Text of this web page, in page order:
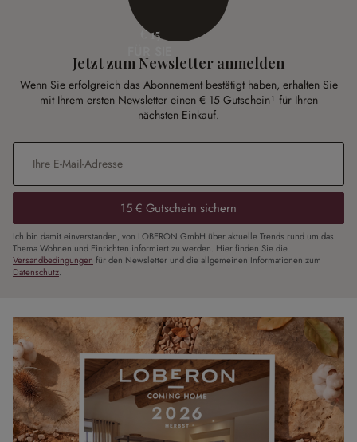
€ 15
Jetzt zum Newsletter anmelden
Wenn Sie erfolgreich das Abonnement bestätigt haben, erhalten Sie
mit Ihrem ersten Newsletter einen € 15 Gutschein¹ für Ihren
nächsten Einkauf.
E-Mail-Adresse
15 € Gutschein sichern
Ich bin damit einverstanden, von LOBERON GmbH über aktuelle Trends rund um das
Thema Wohnen und Einrichten informiert zu werden. Hier finden Sie die
Versandbedingungen für den Newsletter und die allgemeinen Informationen zum
Datenschutz.